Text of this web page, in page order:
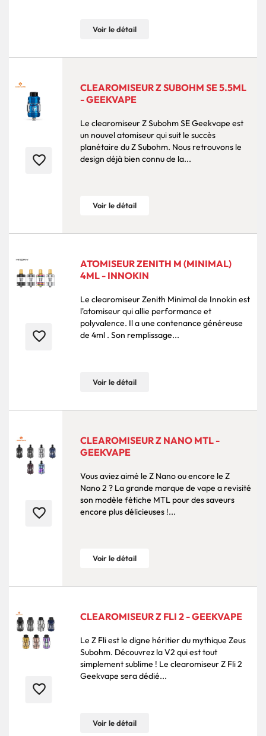
Voir le détail
favorite_border
CLEAROMISEUR Z SUBOHM SE 5.5ML
- GEEKVAPE
Le clearomiseur Z Subohm SE Geekvape est
un nouvel atomiseur qui suit le succès
planétaire du Z Subohm. Nous retrouvons le
design déjà bien connu de la...
Voir le détail
favorite_border
ATOMISEUR ZENITH M (MINIMAL)
4ML - INNOKIN
Le clearomiseur Zenith Minimal de Innokin est
l'atomiseur qui allie performance et
polyvalence. Il a une contenance généreuse
de 4ml . Son remplissage...
Voir le détail
favorite_border
CLEAROMISEUR Z NANO MTL -
GEEKVAPE
Vous aviez aimé le Z Nano ou encore le Z
Nano 2 ? La grande marque de vape a revisité
son modèle fétiche MTL pour des saveurs
encore plus délicieuses !...
Voir le détail
favorite_border
CLEAROMISEUR Z FLI 2 - GEEKVAPE
Le Z Fli est le digne héritier du mythique Zeus
Subohm. Découvrez la V2 qui est tout
simplement sublime ! Le clearomiseur Z Fli 2
Geekvape sera dédié...
Voir le détail